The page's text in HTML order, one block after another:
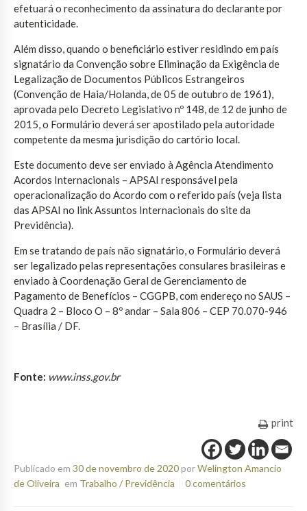
efetuará o reconhecimento da assinatura do declarante por
autenticidade.
Além disso, quando o beneficiário estiver residindo em país
signatário da Convenção sobre Eliminação da Exigência de
Legalização de Documentos Públicos Estrangeiros
(Convenção de Haia/Holanda, de 05 de outubro de 1961),
aprovada pelo Decreto Legislativo nº 148, de 12 de junho de
2015, o Formulário deverá ser apostilado pela autoridade
competente da mesma jurisdição do cartório local.
Este documento deve ser enviado à Agência Atendimento
Acordos Internacionais – APSAI responsável pela
operacionalização do Acordo com o referido país (veja lista
das APSAI no link Assuntos Internacionais do site da
Previdência).
Em se tratando de país não signatário, o Formulário deverá
ser legalizado pelas representações consulares brasileiras e
enviado à Coordenação Geral de Gerenciamento de
Pagamento de Benefícios – CGGPB, com endereço no SAUS –
Quadra 2 – Bloco O – 8º andar – Sala 806 – CEP 70.070-946
– Brasília / DF.
Fonte: www.inss.gov.br
print
Publicado em 30 de novembro de 2020porWelington Amancio
de Oliveira em Trabalho / Previdência 0 comentários